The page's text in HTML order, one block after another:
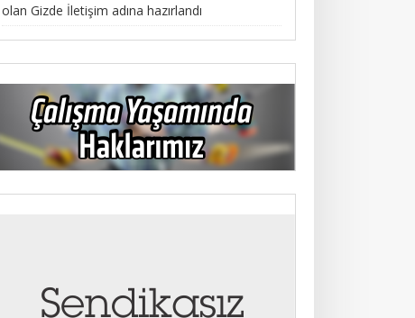
olan Gizde İletişim adına hazırlandı